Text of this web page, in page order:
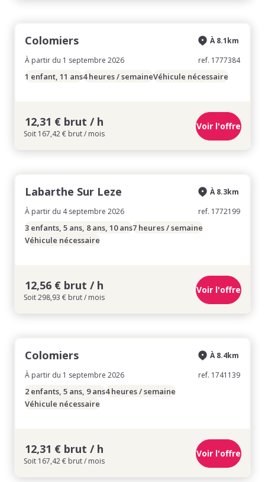
Colomiers
À partir du 1 septembre 2026
À 8.1km
ref. 1777384
1 enfant, 11 ans4 heures / semaineVéhicule nécessaire
12,31 € brut / h
Soit 167,42 € brut / mois
Voir l'offre
Labarthe Sur Leze
À partir du 4 septembre 2026
À 8.3km
ref. 1772199
3 enfants, 5 ans, 8 ans, 10 ans7 heures / semaine
Véhicule nécessaire
12,56 € brut / h
Soit 298,93 € brut / mois
Voir l'offre
Colomiers
À partir du 1 septembre 2026
À 8.4km
ref. 1741139
2 enfants, 5 ans, 9 ans4 heures / semaine
Véhicule nécessaire
12,31 € brut / h
Soit 167,42 € brut / mois
Voir l'offre